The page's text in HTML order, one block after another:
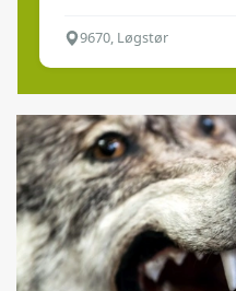
9670, Løgstør